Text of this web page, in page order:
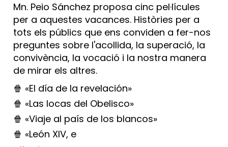
Mn. Peio Sánchez proposa cinc pel·lícules
per a aquestes vacances. Històries per a
tots els públics que ens conviden a fer-nos
preguntes sobre l'acollida, la superació, la
convivència, la vocació i la nostra manera
de mirar els altres.
🍿 «El día de la revelación»
🍿 «Las locas del Obelisco»
🍿 «Viaje al país de los blancos»
🍿 «León XIV, e